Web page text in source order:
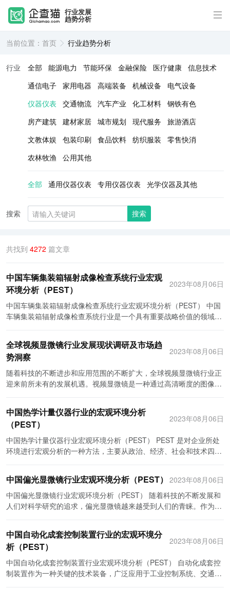
行业发展
趋势分析
当前位置： 首页 行业趋势分析
行业 全部 能源电力 节能环保 金融保险 医疗健康 信息技术
通信电子 家用电器 高端装备 机械设备
电气设备
仪器仪表
交通物流 汽车产业 化工材料 钢铁有色
房产建筑 建材家居 城市规划 现代服务
旅游酒店
文教体娱
包装印刷 食品饮料 纺织服装
零售快消
农林牧渔
公用其他
全部 通用仪器仪表 专用仪器仪表 光学仪器及其他
搜索 搜索
共找到 4272 篇文章
中国车辆集装箱辐射成像检查系统行业宏观
环境分析（PEST）
2023年08月06日
中国车辆集装箱辐射成像检查系统行业宏观环境分析（PEST） 中国
车辆集装箱辐射成像检查系统行业是一个具有重要战略价值的领域，
治）：政治因素直接影响着车辆集装箱辐射成像检查系统行业的发
展。首先，政府的政策导向是重要的影响因素。近年来，中国政府加
大了对安全检查的力度，加强了辐射成像检查系统的推广和应用。其
次，政府的监管环境也会对行业发展产生影响。政府对检查系统的技
系统行业的发展也起到重要作用。首先，经济的增长水平和稳定程度
决定了行业的市场需求和规模。中国经济保持了较高的增长速度，多
样化的国际贸易以及国内企业的发展也对车辆集装箱辐射成像检查系
统的需求提供了良好的市场基础。其次，资本环境对于行业的发展同
样重要。中国政府出台了一系列刺激高新技术产业发展的政策，对于
素也会对车辆集装箱辐射成像检查系统行业产生影响。首先，人们对
法贸易的增加，人们对于辐射安全的重视程度提高，这为辐射成像检
查系统的应用提供了重要动力。其次，环境保护要求也是一个重要社
加，将为行业的发展提供更多发展机会。 T（技术）：技术因素对车
辆集装箱辐射成像检查系统行业起到决定性的作用。首先，技术的进
步和创新是行业发展的重要驱动力。随着科技的不断进步，辐射成像
检查系统的技术水平得到了显著提高，效果更加精准、快速、便捷，
大大提升了行业的竞争力。其次，技术的推广和普及也是一个重要因
全球视频显微镜行业发展现状调研及市场趋
势洞察
2023年08月06日
随着科技的不断进步和应用范围的不断扩大，全球视频显微镜行业正
迎来前所未有的发展机遇。视频显微镜是一种通过高清晰度的图像和
势，不仅可以提供更清晰、更稳定的显微视野，还可以通过数字技术
进行图像处理和分析。在医疗、生命科学、材料科学等领域，视频显
微镜已成为一种重要的实验工具。 目前，全球视频显微镜行业呈现出
以下几个主要的发展趋势和机遇。 首先，技术的不断创新和提升是全
球视频显微镜行业的重要推动力。随着高清晰度和高分辨率的摄像技
频显微镜提供了更多的功能和应用，如图像处理、测量分析和数据存
储等。 其次，全球医疗行业的快速发展也为视频显微镜行业带来了良
好的市场机遇。视频显微镜在医疗领域有着广泛的应用，如病理学、
微创手术、体外诊断等。随着人们对医疗服务的需求不断增加，视频
频显微镜行业注入了新的活力。生命科学研究对于视频显微镜的需求
非常大，如细胞生物学、神经科学、遗传学等。视频显微镜能够提供
着重要作用。 最后，全球材料科学的快速发展也为视频显微镜行业带
来了广阔的市场前景。视频显微镜在材料科学领域中有着重要的应用
中国热学计量仪器行业的宏观环境分析
（PEST）
2023年08月06日
中国热学计量仪器行业宏观环境分析（PEST） PEST 是对企业所处
环境进行宏观分析的一种方法，主要从政治、经济、社会和技术四个
学计量仪器行业的宏观环境进行分析。 首先，从政治方面来看，中国
政府一直致力于支持和推动科技创新和产业升级。热学计量仪器作为
科技创新的重要领域，得到了政府的大力支持。例如，政府出台了一
系列的税收优惠政策，对热学计量仪器行业进行了扶持。政府还鼓励
需求量大。随着产业升级和技术进步，各行各业对热学计量仪器的需
求越来越高。特别是在环境保护、能源检测、电子制造等领域，对热
学计量仪器的需求量将持续增加。同时，中国的市场规模巨大，有利
于企业的市场拓展和发展。 再次，从社会方面来看，中国的人口结构
呈现老龄化趋势，对医疗、健康等方面的需求也在增加。热学计量仪
中国偏光显微镜行业宏观环境分析（PEST） 2023年08月06日
中国偏光显微镜行业宏观环境分析（PEST） 随着科技的不断发展和
人们对科学研究的追求，偏光显微镜越来越受到人们的青睐。作为一
着广泛的应用。下面将通过PEST分析，对中国偏光显微镜行业的宏
观环境进行分析。 政治环境（Political Environment）： 1. 政策支
持：中国政府一直重视科学研究和创新发展，在科技政策上给予了显
著的支持。这为偏光显微镜行业的发展提供了良好的政策环境。 2.
国际贸易：中国积极参与国际贸易，与其他国家进行科技合作和技术
中国自动化成套控制装置行业的宏观环境分
析（PEST）
2023年08月06日
中国自动化成套控制装置行业宏观环境分析（PEST） 自动化成套控
制装置作为一种关键的技术装备，广泛应用于工业控制系统、交通设